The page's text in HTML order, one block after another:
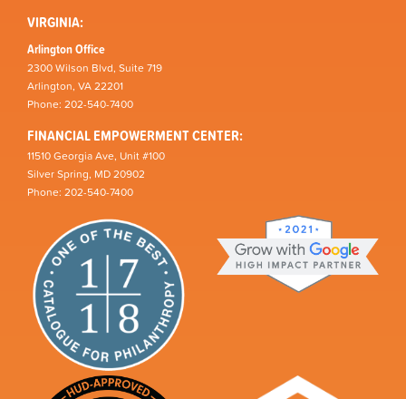
VIRGINIA:
Arlington Office
2300 Wilson Blvd, Suite 719
Arlington, VA 22201
Phone: 202-540-7400
FINANCIAL EMPOWERMENT CENTER:
11510 Georgia Ave, Unit #100
Silver Spring, MD 20902
Phone: 202-540-7400